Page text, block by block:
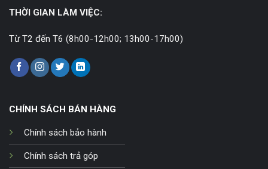
THỜI GIAN LÀM VIỆC:
Từ T2 đến T6 (8h00-12h00; 13h00-17h00)
CHÍNH SÁCH BÁN HÀNG
Chính sách bảo hành
Chính sách trả góp